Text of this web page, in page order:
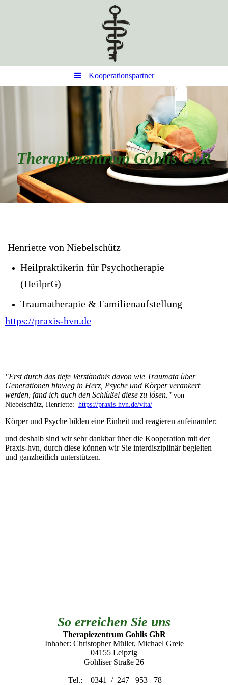
Kooperationspartner
Therapiezentrum Gohlis GbR
Henriette von Niebelschütz
Heilpraktikerin für Psychotherapie
(HeilprG)
Traumatherapie & Familienaufstellung
https://praxis-hvn.de
"Erst durch das tiefe Verständnis davon wie Traumata über
Generationen hinweg in Herz, Psyche und Körper verankert
werden, fand ich auch den Schlüßel diese zu lösen." von
Niebelschütz, Henriette: https://praxis-hvn.de/vita/
Körper und Psyche bilden eine Einheit und reagieren aufeinander;
und deshalb sind wir sehr dankbar über die Kooperation mit der
Praxis-hvn, durch diese können wir Sie interdisziplinär begleiten
und ganzheitlich unterstützen.
So erreichen Sie uns
Therapiezentrum Gohlis GbR
Inhaber: Christopher Müller, Michael Greie
04155 Leipzig
Gohliser Straße 26
Tel.: 0341 / 247 953 78